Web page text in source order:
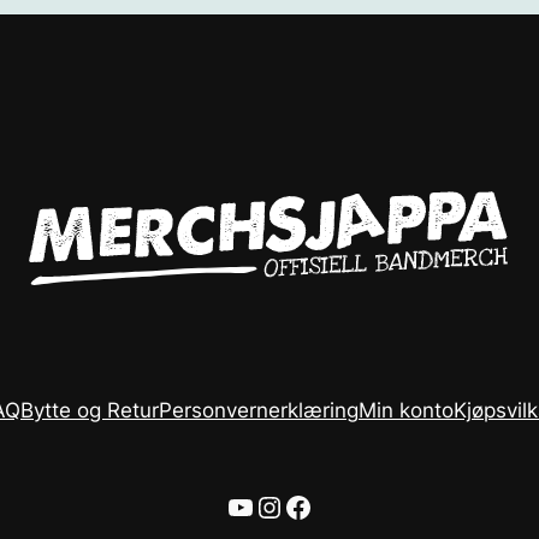
Bytte og ReturPersonvernerklæringMin konto
YouTube
Instagram
Facebook